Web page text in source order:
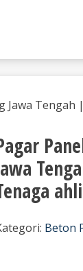
Jawa
ahli
Beton